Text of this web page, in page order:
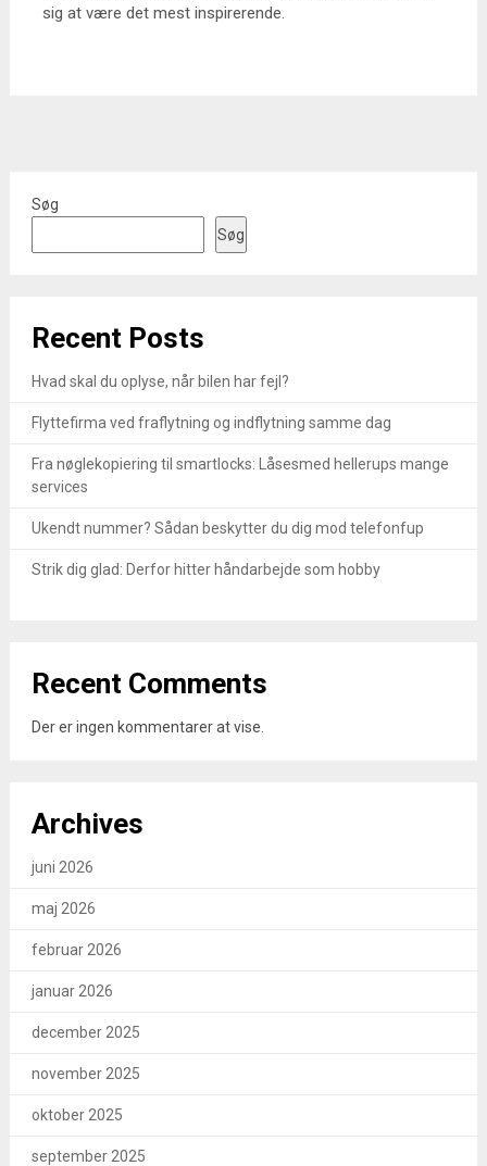
sig at være det mest inspirerende.
Søg
Søg
Recent Posts
Hvad skal du oplyse, når bilen har fejl?
Flyttefirma ved fraflytning og indflytning samme dag
Fra nøglekopiering til smartlocks: Låsesmed hellerups mange
services
Ukendt nummer? Sådan beskytter du dig mod telefonfup
Strik dig glad: Derfor hitter håndarbejde som hobby
Recent Comments
Der er ingen kommentarer at vise.
Archives
juni 2026
maj 2026
februar 2026
januar 2026
december 2025
november 2025
oktober 2025
september 2025